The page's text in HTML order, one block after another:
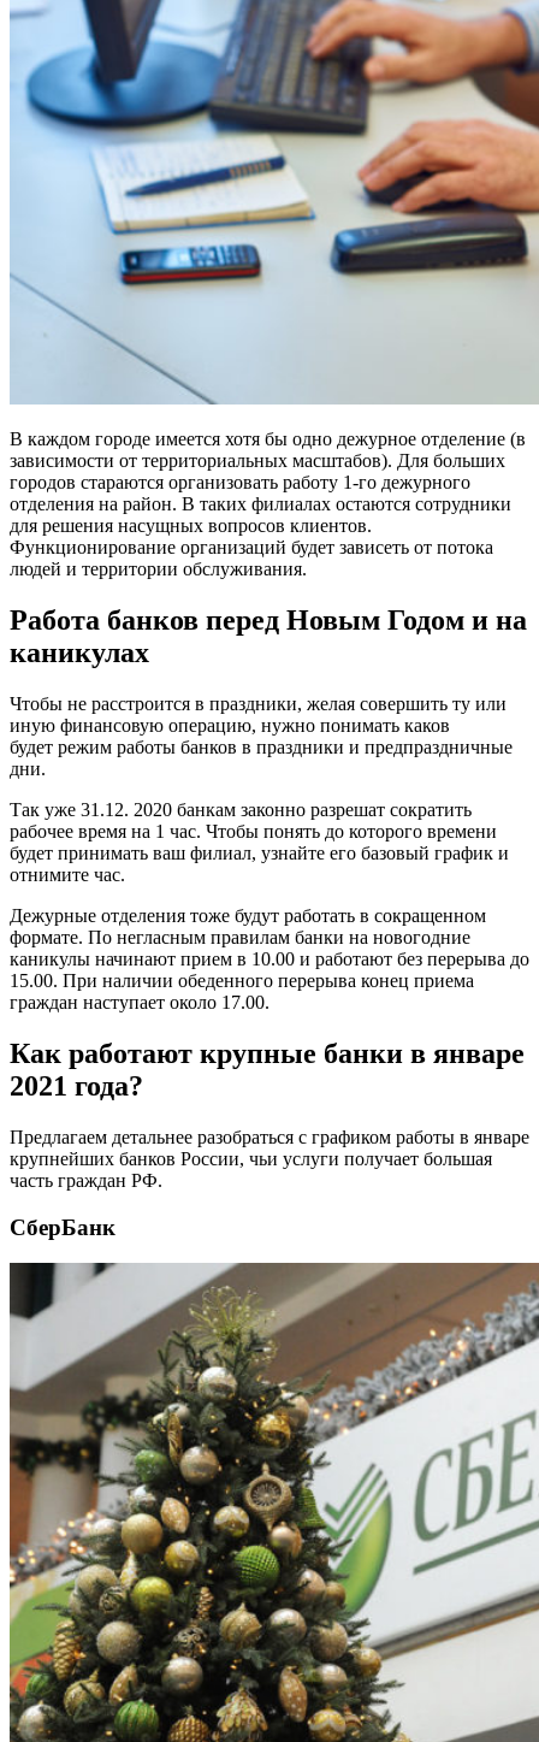
В каждом городе имеется хотя бы одно дежурное отделение (в
зависимости от территориальных масштабов). Для больших
городов стараются организовать работу 1-го дежурного
отделения на район. В таких филиалах остаются сотрудники
для решения насущных вопросов клиентов.
Функционирование организаций будет зависеть от потока
людей и территории обслуживания.
Работа банков перед Новым Годом и на
каникулах
Чтобы не расстроится в праздники, желая совершить ту или
иную финансовую операцию, нужно понимать каков
будет режим работы банков в праздники и предпраздничные
дни.
Так уже 31.12. 2020 банкам законно разрешат сократить
рабочее время на 1 час. Чтобы понять до которого времени
будет принимать ваш филиал, узнайте его базовый график и
отнимите час.
Дежурные отделения тоже будут работать в сокращенном
формате. По негласным правилам банки на новогодние
каникулы начинают прием в 10.00 и работают без перерыва до
15.00. При наличии обеденного перерыва конец приема
граждан наступает около 17.00.
Как работают крупные банки в январе
2021 года?
Предлагаем детальнее разобраться с графиком работы в январе
крупнейших банков России, чьи услуги получает большая
часть граждан РФ.
СберБанк